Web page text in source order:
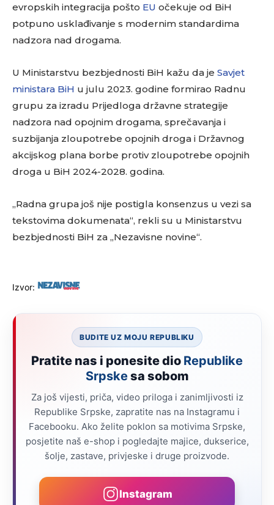
evropskih integracija pošto EU očekuje od BiH
potpuno usklađivanje s modernim standardima
nadzora nad drogama.
U Ministarstvu bezbjednosti BiH kažu da je Savjet
ministara BiH u julu 2023. godine formirao Radnu
grupu za izradu Prijedloga državne strategije
nadzora nad opojnim drogama, sprečavanja i
suzbijanja zloupotrebe opojnih droga i Državnog
akcijskog plana borbe protiv zloupotrebe opojnih
droga u BiH 2024-2028. godina.
„Radna grupa još nije postigla konsenzus u vezi sa
tekstovima dokumenata“, rekli su u Ministarstvu
bezbjednosti BiH za „Nezavisne novine“.
Izvor:
BUDITE UZ MOJU REPUBLIKU
Pratite nas i ponesite dio Republike
Srpskesa sobom
Za još vijesti, priča, video priloga i zanimljivosti iz
Republike Srpske, zapratite nas na Instagramu i
Facebooku. Ako želite poklon sa motivima Srpske,
posjetite naš e-shop i pogledajte majice, dukserice,
šolje, zastave, privjeske i druge proizvode.
Instagram